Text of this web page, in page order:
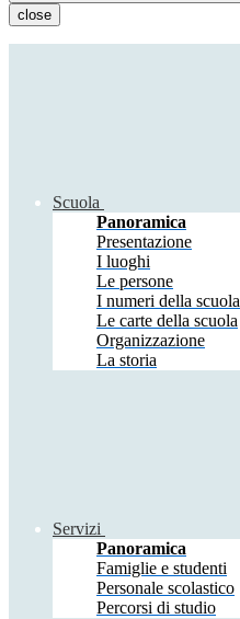
close
Scuola
Panoramica
Presentazione
I luoghi
Le persone
I numeri della scuola
Le carte della scuola
Organizzazione
La storia
Servizi
Panoramica
Famiglie e studenti
Personale scolastico
Percorsi di studio